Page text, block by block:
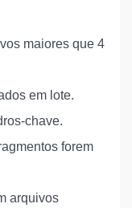
maiores que 4
em lote.
chave.
forem
arquivos